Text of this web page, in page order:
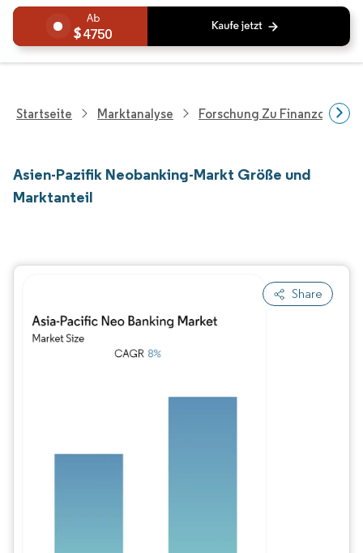
4750
Startseite Marktanalyse Forschung Zu
Asien-Pazifik Neobanking-Markt Größe und
Marktanteil
Share